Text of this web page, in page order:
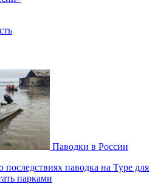
Паводки в России
последствиях паводка на Туре для
парками